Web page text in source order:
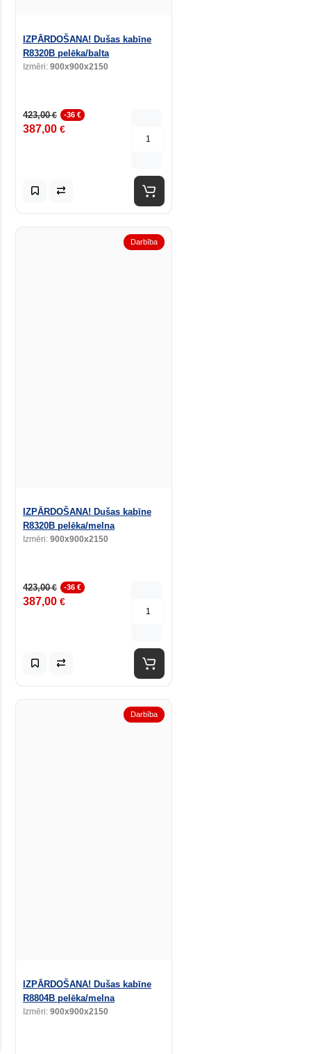
IZPĀRDOŠANA! Dušas kabīne
R8320B pelēka/balta
Izmēri: 900x900x2150
423,00€ -36 €
387,00 €
Darbība
IZPĀRDOŠANA! Dušas kabīne
R8320B pelēka/melna
Izmēri: 900x900x2150
423,00€ -36 €
387,00 €
Darbība
IZPĀRDOŠANA! Dušas kabīne
R8804B pelēka/melna
Izmēri: 900x900x2150